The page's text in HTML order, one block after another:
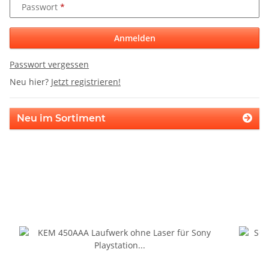
Passwort
Anmelden
Passwort vergessen
Neu hier? Jetzt registrieren!
Neu im Sortiment